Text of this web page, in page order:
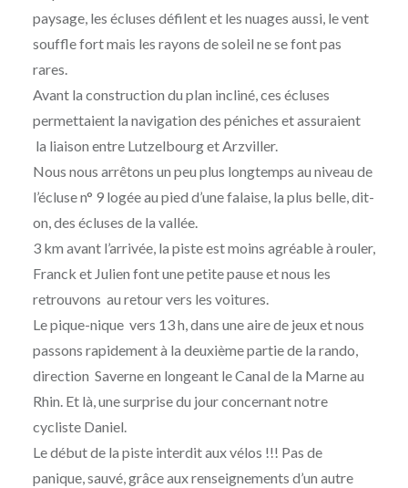
paysage, les écluses défilent et les nuages aussi, le vent
souffle fort mais les rayons de soleil ne se font pas
rares.
Avant la construction du plan incliné, ces écluses
permettaient la navigation des péniches et assuraient
la liaison entre Lutzelbourg et Arzviller.
Nous nous arrêtons un peu plus longtemps au niveau de
l’écluse n° 9 logée au pied d’une falaise, la plus belle, dit-
on, des écluses de la vallée.
3 km avant l’arrivée, la piste est moins agréable à rouler,
Franck et Julien font une petite pause et nous les
retrouvons au retour vers les voitures.
Le pique-nique vers 13 h, dans une aire de jeux et nous
passons rapidement à la deuxième partie de la rando,
direction Saverne en longeant le Canal de la Marne au
Rhin. Et là, une surprise du jour concernant notre
cycliste Daniel.
Le début de la piste interdit aux vélos !!! Pas de
panique, sauvé, grâce aux renseignements d’un autre